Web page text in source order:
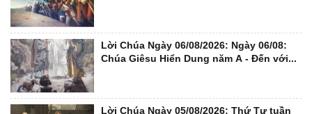
Lời Chúa Ngày 06/08/2026: Ngày 06/08:
Chúa Giêsu Hiển Dung năm A - Đến với...
Lời Chúa Ngày 05/08/2026: Thứ Tư tuần